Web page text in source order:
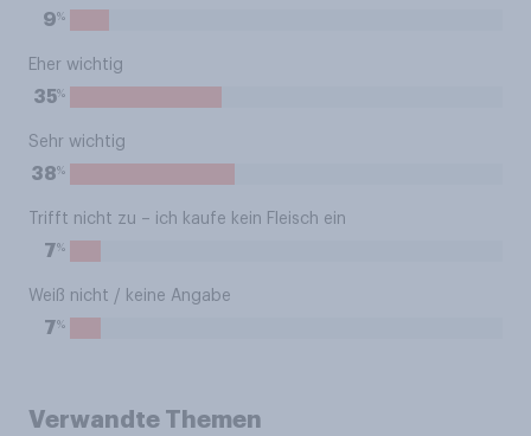
9%
Eher wichtig
35%
Sehr wichtig
38%
Trifft nicht zu – ich kaufe kein Fleisch ein
7%
Weiß nicht / keine Angabe
7%
Verwandte Themen